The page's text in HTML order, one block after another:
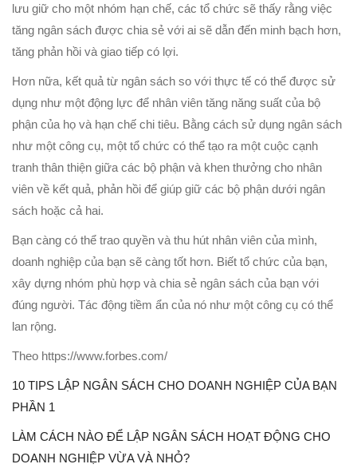
lưu giữ cho một nhóm hạn chế, các tổ chức sẽ thấy rằng việc
tăng ngân sách được chia sẻ với ai sẽ dẫn đến minh bạch hơn,
tăng phản hồi và giao tiếp có lợi.
Hơn nữa, kết quả từ ngân sách so với thực tế có thể được sử
dụng như một động lực để nhân viên tăng năng suất của bộ
phận của họ và hạn chế chi tiêu. Bằng cách sử dụng ngân sách
như một công cụ, một tổ chức có thể tạo ra một cuộc cạnh
tranh thân thiện giữa các bộ phận và khen thưởng cho nhân
viên về kết quả, phản hồi để giúp giữ các bộ phận dưới ngân
sách hoặc cả hai.
Bạn càng có thể trao quyền và thu hút nhân viên của mình,
doanh nghiệp của bạn sẽ càng tốt hơn. Biết tổ chức của bạn,
xây dựng nhóm phù hợp và chia sẻ ngân sách của bạn với
đúng người. Tác động tiềm ẩn của nó như một công cụ có thể
lan rộng.
Theo https://www.forbes.com/
10 TIPS LẬP NGÂN SÁCH CHO DOANH NGHIỆP CỦA BẠN
PHẦN 1
LÀM CÁCH NÀO ĐỂ LẬP NGÂN SÁCH HOẠT ĐỘNG CHO
DOANH NGHIỆP VỪA VÀ NHỎ?